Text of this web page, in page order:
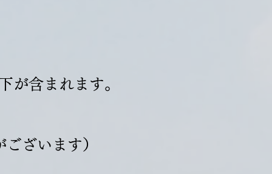
が含まれます。
ざいます）